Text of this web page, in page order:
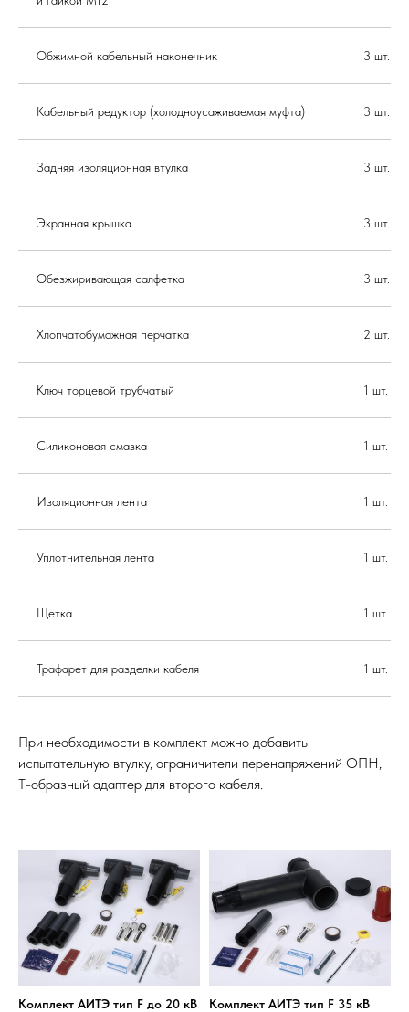
Обжимной кабельный наконечник 3 шт.
Кабельный редуктор (холодноусаживаемая муфта) 3 шт.
Задняя изоляционная втулка 3 шт.
Экранная крышка 3 шт.
Обезжиривающая салфетка 3 шт.
Хлопчатобумажная перчатка 2 шт.
Ключ торцевой трубчатый 1 шт.
Силиконовая смазка 1 шт.
Изоляционная лента 1 шт.
Уплотнительная лента 1 шт.
Щетка 1 шт.
Трафарет для разделки кабеля 1 шт.
При необходимости в комплект можно добавить
испытательную втулку, ограничители перенапряжений ОПН,
Т-образный адаптер для второго кабеля.
Комплект АИТЭ тип F до 20 кВ Комплект АИТЭ тип F 35 кВ